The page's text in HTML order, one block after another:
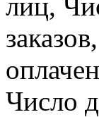
Число